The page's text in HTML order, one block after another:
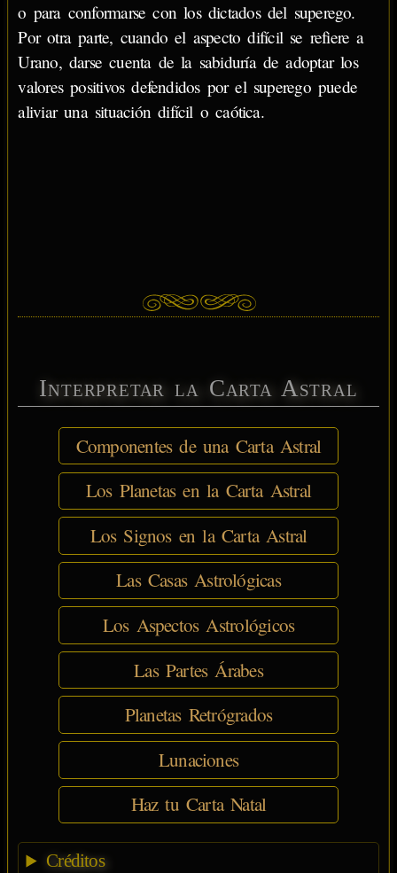
o para conformarse con los dictados del superego.
Por otra parte, cuando el aspecto difícil se refiere a
Urano, darse cuenta de la sabiduría de adoptar los
valores positivos defendidos por el superego puede
aliviar una situación difícil o caótica.
Interpretar la Carta Astral
Componentes de una Carta Astral
Los Planetas en la Carta Astral
Los Signos en la Carta Astral
Las Casas Astrológicas
Los Aspectos Astrológicos
Las Partes Árabes
Planetas Retrógrados
Lunaciones
Haz tu Carta Natal
Créditos